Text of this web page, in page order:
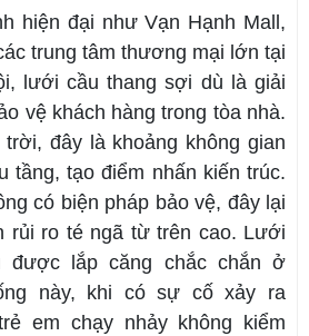
hiện đại như Vạn Hạnh Mall,
trung tâm thương mại lớn tại
lưới cầu thang sợi dù là giải
vệ khách hàng trong tòa nhà.
đây là khoảng không gian
tầng, tạo điểm nhấn kiến trúc.
có biện pháp bảo vệ, đây lại
rủi ro té ngã từ trên cao. Lưới
được lắp căng chắc chắn ở
này, khi có sự cố xảy ra
em chạy nhảy không kiểm